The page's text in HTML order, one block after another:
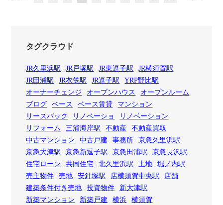
タグクラウド
JR久里浜駅 JR戸塚駅 JR東逗子駅
JR横須賀駅
JR田浦駅
JR衣笠駅 JR逗子駅
YRP野比駅
オーナーチェンジ
オープンハウス
オープンルーム
ブログ
ベース ベース賃貸
マンション
リースバック
リノベーショ
リノベーション
リフォーム
三浦海岸駅 不動産
不動産買取
中古マンション
中古戸建 事務所
京急久里浜駅
京急大津駅
京急新逗子駅 京急田浦駅
京急長沢駅
住宅ローン
共同住宅 北久里浜駅 土地
堀ノ内駅
売主物件
売地 安針塚駅 店横須賀中央駅
店舗
建築条件付き売地
投資物件
新大津駅
新築マンション
新築戸建 横浜
横須賀